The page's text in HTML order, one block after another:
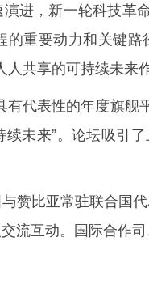
，新一轮科技革命
重要动力和关键
共享的可持续未来
代表性的年度旗舰
未来”。论坛吸引
比亚常驻联合国代
流互动。国际合作